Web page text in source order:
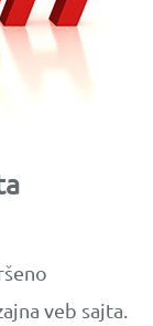
veb sajta.